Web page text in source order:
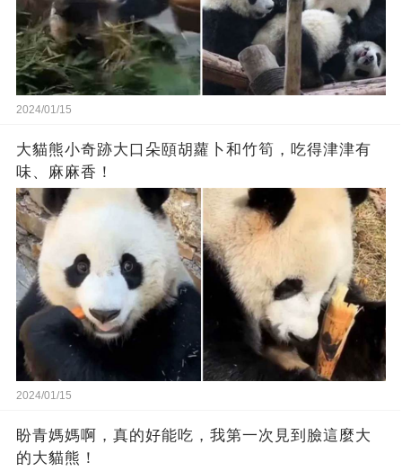
2024/01/15
大貓熊小奇跡大口朵頤胡蘿卜和竹筍，吃得津津有
味、麻麻香！
2024/01/15
盼青媽媽啊，真的好能吃，我第一次見到臉這麼大
的大貓熊！